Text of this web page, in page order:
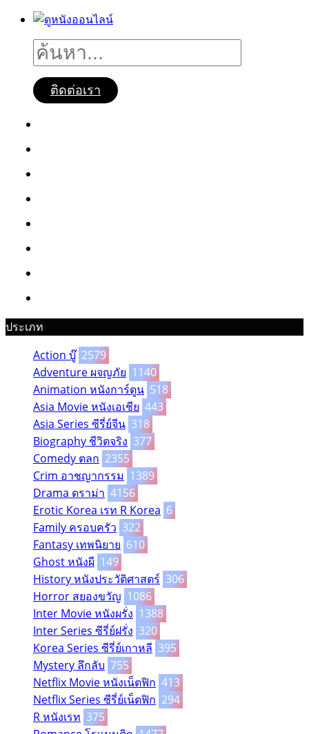
ติดต่อเรา
ประเภท
Action บู๊ 2579
Adventure ผจญภัย 1140
Animation หนังการ์ตูน 518
Asia Movie หนังเอเชีย 443
Asia Series ซีรี่ย์จีน 318
Biography ชีวิตจริง 377
Comedy ตลก 2355
Crim อาชญากรรม 1389
Drama ดราม่า 4156
Erotic Korea เรท R Korea 6
Family ครอบครัว 322
Fantasy เทพนิยาย 610
Ghost หนังผี 149
History หนังประวัติศาสตร์ 306
Horror สยองขวัญ 1086
Inter Movie หนังผรั่ง 1388
Inter Series ซีรี่ย์ฝรั่ง 320
Korea Series ซีรี่ย์เกาหลี 395
Mystery ลึกลับ 755
Netflix Movie หนังเน็ตฟิก 413
Netflix Series ซีรี่ย์เน็ตฟิก 294
R หนังเรท 375